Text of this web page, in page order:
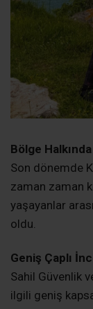
ihtimali